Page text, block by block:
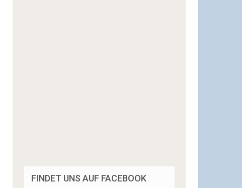
FINDET UNS AUF FACEBOOK